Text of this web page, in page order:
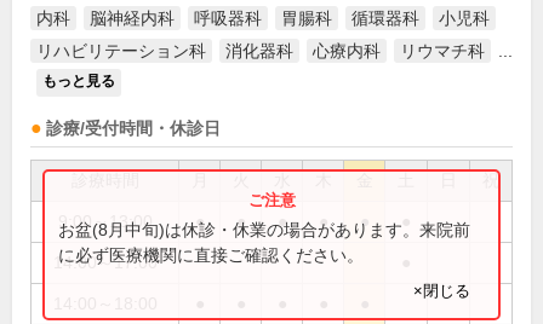
内科 脳神経内科 呼吸器科 胃腸科 循環器科
小児科
リハビリテーション科
消化器科 心療内科 リウマチ科
もっと見る
診療/受付時間・休診日
祝
9:00～13:00 ● ● ● ● ●
14:00～17:00
お盆(8月中旬)は休診・休業の場合があります。来院前
に必ず医療機関に直接ご確認ください。
×閉じる